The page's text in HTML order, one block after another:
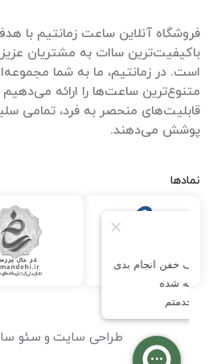
فروشگاه آنلاین ساعت زمانتیم با
باکیفیت‌ترین ساات‌ به مشتریان عزیز
است. در زمانتیم، ما به شما
متنوع‌ترین ساعت‌ها را ارائه
قابلیت‌های منحصر به فرد، تمامی
پوشش می‌دهند.
نمادها
طراحی سایت و سئو